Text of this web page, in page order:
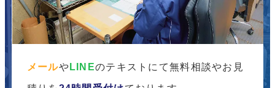
メールや LINEのテキストにて無料相談やお見